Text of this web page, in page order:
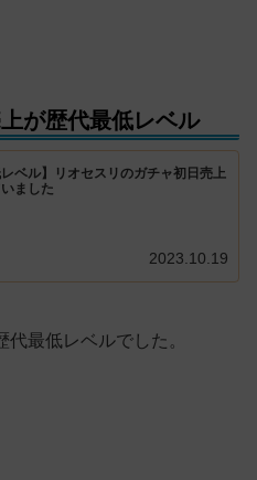
が歴代最低レベル
レベル】リオセスリのガチャ初日売上
ました
2023.10.19
最低レベルでした。